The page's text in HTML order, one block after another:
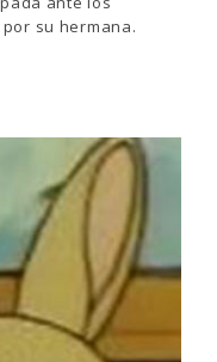
su hermana.